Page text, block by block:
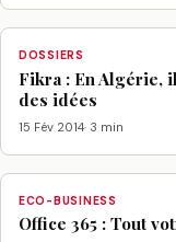
DOSSIERS
Fikra : En Algérie,
des idées
15 Fév 2014· 3 min
ECO-BUSINESS
Office 365 : Tout